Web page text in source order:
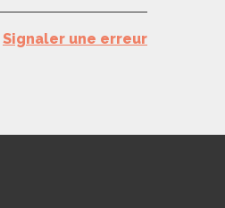
Signaler une erreur